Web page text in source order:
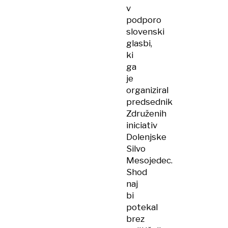
v
podporo
slovenski
glasbi,
ki
ga
je
organiziral
predsednik
Združenih
iniciativ
Dolenjske
Silvo
Mesojedec.
Shod
naj
bi
potekal
brez